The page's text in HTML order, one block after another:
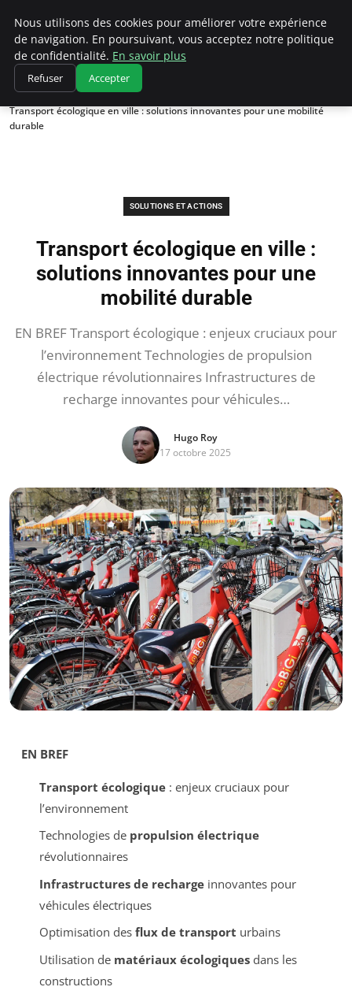
Climatedebtagents
Accueil
Solutions et Actions
Transport écologique en ville : solutions innovantes pour une mobilité
durable
SOLUTIONS ET ACTIONS
Transport écologique en ville :
solutions innovantes pour une
mobilité durable
EN BREF Transport écologique : enjeux cruciaux pour
l’environnement Technologies de propulsion
électrique révolutionnaires Infrastructures de
recharge innovantes pour véhicules…
Hugo Roy
17 octobre 2025
EN BREF
Transport écologique: enjeux cruciaux pour
l’environnement
Technologies de propulsion électrique
révolutionnaires
Infrastructures de rechargeinnovantes pour
véhicules électriques
Optimisation des flux de transport urbains
Utilisation de matériaux écologiquesdans les
constructions
Nous utilisons des cookies pour améliorer votre expérience
de navigation. En poursuivant, vous acceptez notre politique
de confidentialité. En savoir plus
Refuser Accepter